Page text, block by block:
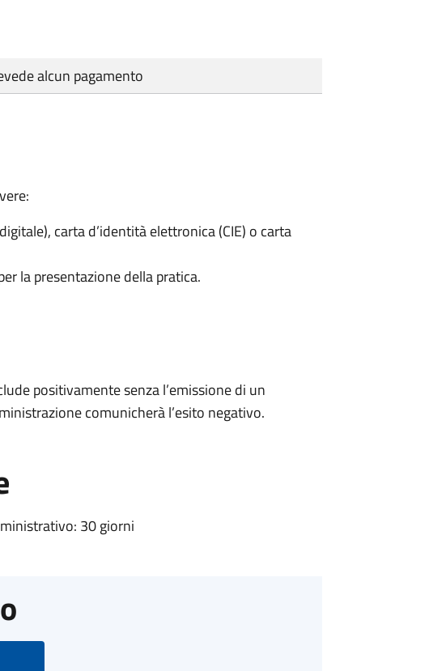
alcun pagamento
carta d’identità elettronica (CIE) o carta
la presentazione della pratica.
positivamente senza l’emissione di un
comunicherà l’esito negativo.
30 giorni